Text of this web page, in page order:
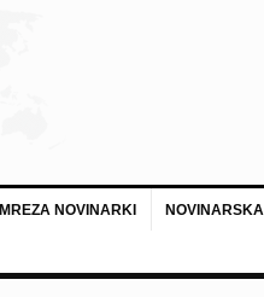
MREZA NOVINARKI